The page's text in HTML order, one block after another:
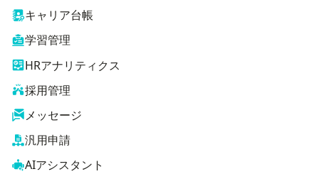
キャリア台帳
学習管理
HRアナリティクス
採用管理
メッセージ
汎用申請
AIアシスタント